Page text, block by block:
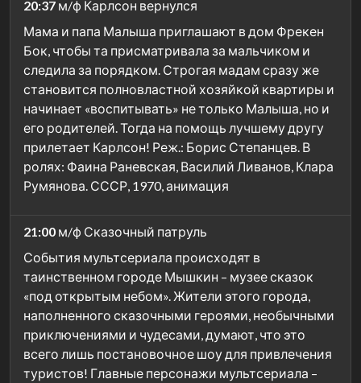
20:37 м/ф Карлсон вернулся
Мама и папа Малыша приглашают в дом Фрекен
Бок, чтобы та присматривала за мальчиком и
следила за порядком. Строгая мадам сразу же
становится полновластной хозяйкой квартиры и
начинает «воспитывать» не только Малыша, но и
его родителей. Тогда на помощь лучшему другу
прилетает Карлсон! Реж.: Борис Степанцев. В
ролях: Фаина Раневская, Василий Ливанов, Клара
Румянова. СССР, 1970, анимация
21:00 м/ф Сказочный патруль
События мультсериала происходят в
таинственном городе Мышкин – музее сказок
«под открытым небом». Жители этого города,
наполненного сказочными героями, необычными
приключениями и чудесами, думают, что это
всего лишь постановочное шоу для привлечения
туристов! Главные персонажи мультсериала –